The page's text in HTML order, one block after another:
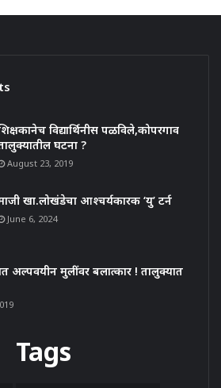
विद्यार्थिनीस पळविले,कोपरगाव
घटना ?
August 23, 2019
खा.लोखंडेचा आश्चर्यकारक ‘यु’ टर्न
June 6, 2024
अल्पवयीन मुलींवर बलात्कार ! तालुक्यात
Tags